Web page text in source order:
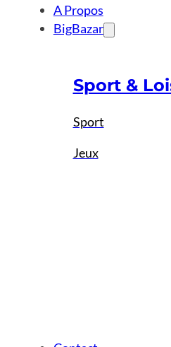
A Propos
BigBazar
Sport &
Sport
Jeux